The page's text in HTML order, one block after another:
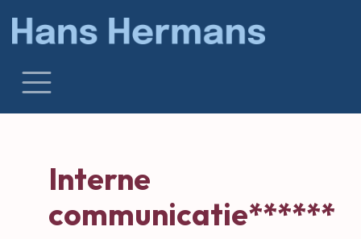
Interne
communicatie******